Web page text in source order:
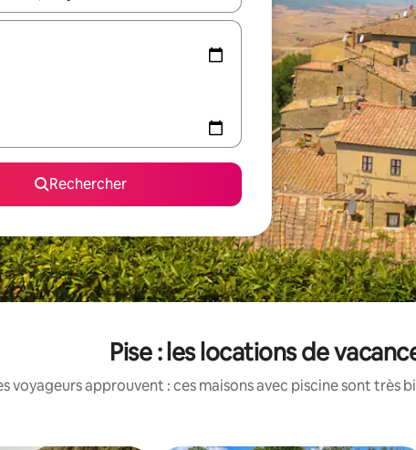
Rechercher
Pise : les locations de
voyageurs approuvent : ces maisons avec piscine sont